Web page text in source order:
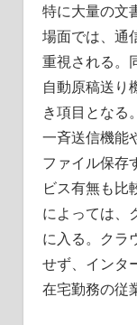
特に大量の文
場面では、通
重視される。
自動原稿送り
き項目となる
一斉送信機能
ファイル保存
ビス有無も比
によっては、
に入る。クラ
せず、インタ
在宅勤務の従